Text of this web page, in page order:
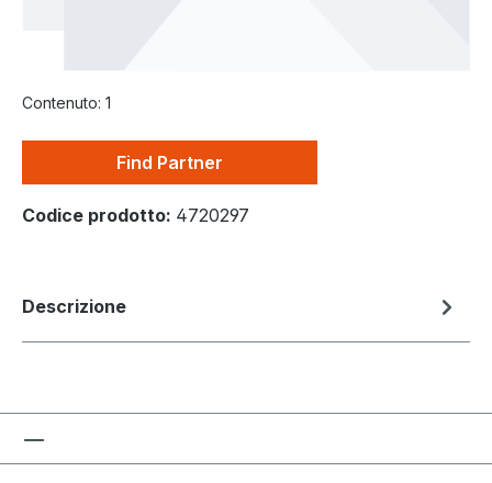
Contenuto: 1
Find Partner
Codice prodotto: 4720297
Descrizione